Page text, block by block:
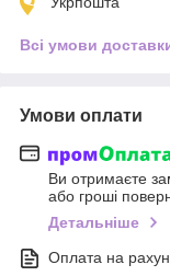
Всі умови
Умови оплати
Ви отримаєте
або гроші
Детальніше
Оплата на